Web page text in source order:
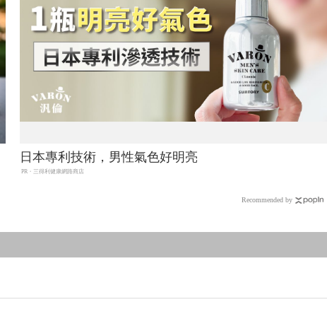
日本專利技術，男性氣色好明亮
PR・三得利健康網路商店
Recommended by